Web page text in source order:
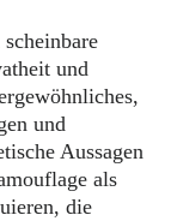
und
und
Aussagen
als
die